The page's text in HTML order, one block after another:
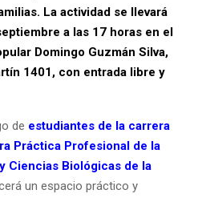
La actividad se llevará
a las 17 horas en el
Domingo Guzmán Silva,
1401, con entrada libre y
de estudiantes de la carrera
Práctica Profesional de la
Ciencias Biológicas de la
un espacio práctico y